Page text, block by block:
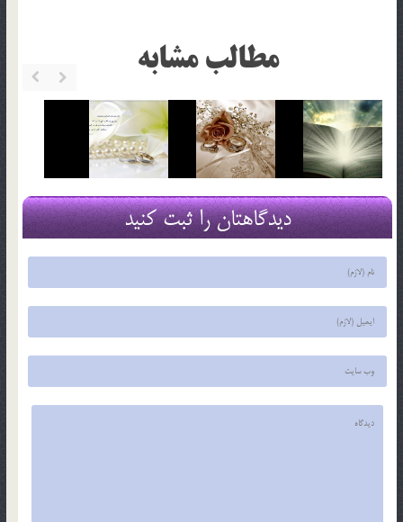
مطالب مشابه
دیدگاهتان را ثبت کنید